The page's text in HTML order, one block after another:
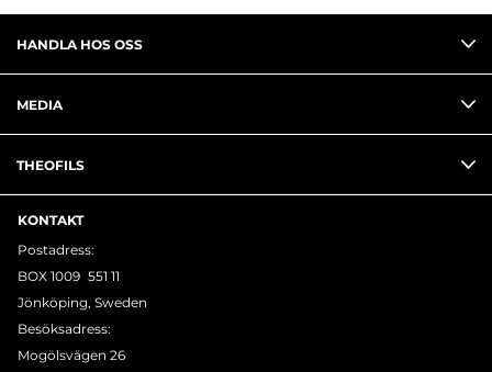
HANDLA HOS OSS
MEDIA
THEOFILS
KONTAKT
Postadress:
BOX 1009 551 11
Jönköping, Sweden
Besöksadress:
Mogölsvägen 26